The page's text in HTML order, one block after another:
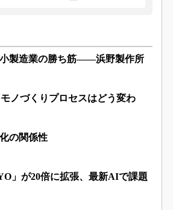
製造業の勝ち筋――浜野製作所
ノづくりプロセスはどう変わ
の関係性
」が20倍に拡張、最新AIで課題